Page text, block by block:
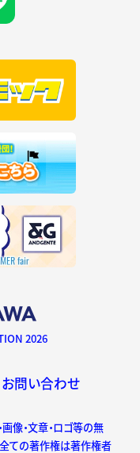
2026
お問い合わせ
像・文章・ロゴ等の無
全ての著作権は著作権者